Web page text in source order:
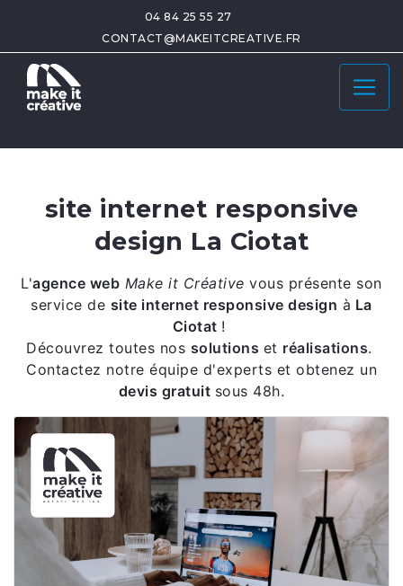
04 84 25 55 27
CONTACT@MAKEITCREATIVE.FR
site internet responsive
design La Ciotat
L'agence web Make it Créativevous présente son
service de site internet responsive design à La
Ciotat !
Découvrez toutes nos solutions et réalisations.
Contactez notre équipe d'experts et obtenez un
devis gratuit sous 48h.